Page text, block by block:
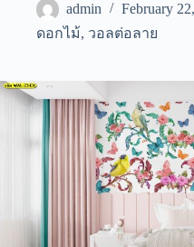
admin
February
ดอกไม้, วอลต่อลาย